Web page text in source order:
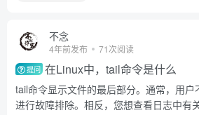
不念
4年前发布 71次阅读
提问 在Linux中，tail命令是什么
tail命令显示文件的最后部分。通常，用
进行故障排除。相反，您想查看日志中有